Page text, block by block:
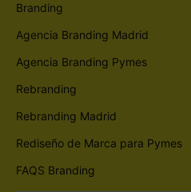
Branding
Agencia Branding Madrid
Agencia Branding Pymes
Rebranding
Rebranding Madrid
Rediseño de Marca para Pymes
FAQS Branding